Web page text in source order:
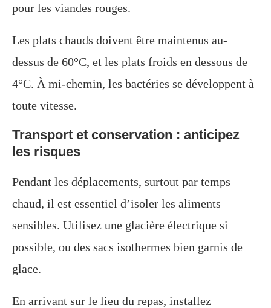
pour les viandes rouges.
Les plats chauds doivent être maintenus au-
dessus de 60°C, et les plats froids en dessous de
4°C. À mi-chemin, les bactéries se développent à
toute vitesse.
Transport et conservation : anticipez
les risques
Pendant les déplacements, surtout par temps
chaud, il est essentiel d’isoler les aliments
sensibles. Utilisez une glacière électrique si
possible, ou des sacs isothermes bien garnis de
glace.
En arrivant sur le lieu du repas, installez